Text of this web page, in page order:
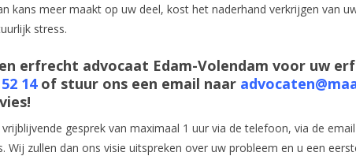
kans meer maakt op uw deel, kost het naderhand verkrijgen van
stress.
erfrecht advocaat Edam-Volendam voor uw
14of stuur ons een email naar
gesprek van maximaal 1 uur via de telefoon, via de
Wij zullen dan ons visie uitspreken over uw probleem en u een